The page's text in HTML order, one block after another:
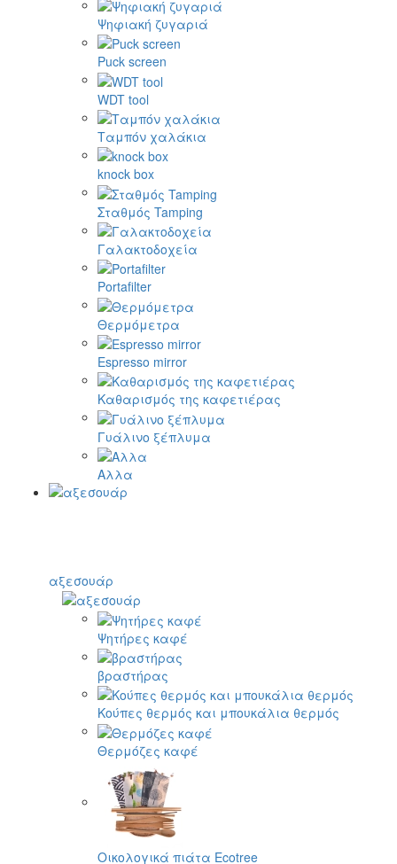
Ψηφιακή ζυγαριά
Puck screen
WDT tool
Ταμπόν χαλάκια
knock box
Σταθμός Tamping
Γαλακτοδοχεία
Portafilter
Θερμόμετρα
Espresso mirror
Καθαρισμός της καφετιέρας
Γυάλινο ξέπλυμα
Αλλα
αξεσουάρ
Ψητήρες καφέ
βραστήρας
Κούπες θερμός και μπουκάλια θερμός
Θερμόζες καφέ
Οικολογικά πιάτα Ecotree